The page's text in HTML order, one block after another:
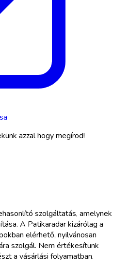
azzal hogy megírod!
szolgáltatás, amelynek
A Patikaradar kizárólag a
elérhető, nyilvánosan
szolgál. Nem értékesítünk
a vásárlási folyamatban.